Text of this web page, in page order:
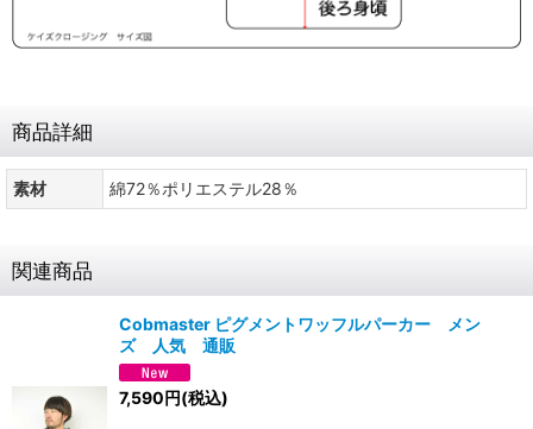
商品詳細
素材 綿72％ポリエステル28％
関連商品
Cobmaster ピグメントワッフルパーカー メン
ズ 人気 通販
7,590円(税込)